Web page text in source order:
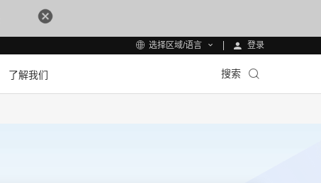
选择区域/语言 登录
了解我们 搜索